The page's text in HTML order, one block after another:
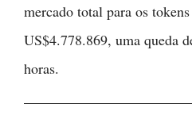
mercado total para os
US$4.778.869, uma queda
horas.